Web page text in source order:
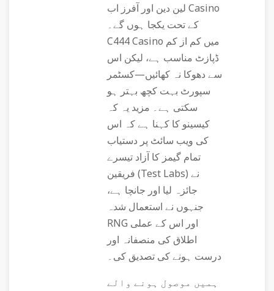
لین دین اور آفرز اب Casino
کے تحت یکجا ہوں گے۔
C444 Casino میں کم از کم
ڈپازٹ مناسب ہے، لیکن اس
سے دھوکا نہ کھائیں—کسٹمر
سپورٹ بہت کچھ بہتر ہو
سکتی ہے۔ مزید یہ کہ
کیسینو کا کہنا ہے کہ اس
کی ویب سائٹ پر دستیاب
تمام گیمز کا آزاد تیسرے
فریقین (Test Labs) نے
جائزہ لیا اور جانچا ہے،
جنہوں نے استعمال شدہ
RNG اور اس کے عملی
اطلاق کی منصفانہ اور
درست ہونے کی تصدیق کی۔
ہمیں موصول ہونے والے